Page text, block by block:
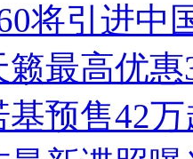
将引进中
最高优
基预售42